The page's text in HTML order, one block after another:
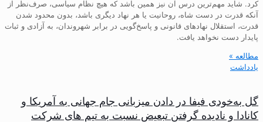
کرد. شاید مهم‌ترین درس آن نیز همین باشد که هیچ نظام سیاسی، صرف‌نظر از
آنکه قدرت در دست شاه، روحانیت یا هر نهاد دیگری باشد، بدون محدود شدن
قدرت، استقلال نهادهای قانونی و پاسخ‌گویی در برابر شهروندان، به آزادی و ثبات
پایدار دست نخواهد یافت.
مطالعه »
یادداشت
گل به‌خودی فیفا در دادن میزبانی جام جهانی به آمریکا و
کانادا و نادیده گرفتن تبعیض نسبت به تیم های شرکت